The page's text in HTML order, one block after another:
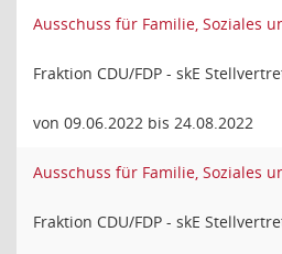
Ausschuss für Familie, Soziales
Fraktion CDU/FDP - skE
von 09.06.2022 bis 24.08.2022
Ausschuss für Familie, Soziales
Fraktion CDU/FDP - skE